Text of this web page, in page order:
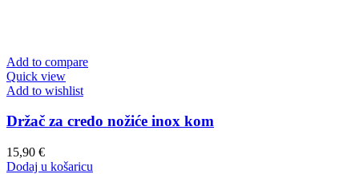
Add to compare
Quick view
Add to wishlist
Držač za credo nožiće inox kom
15,90 €
Dodaj u košaricu